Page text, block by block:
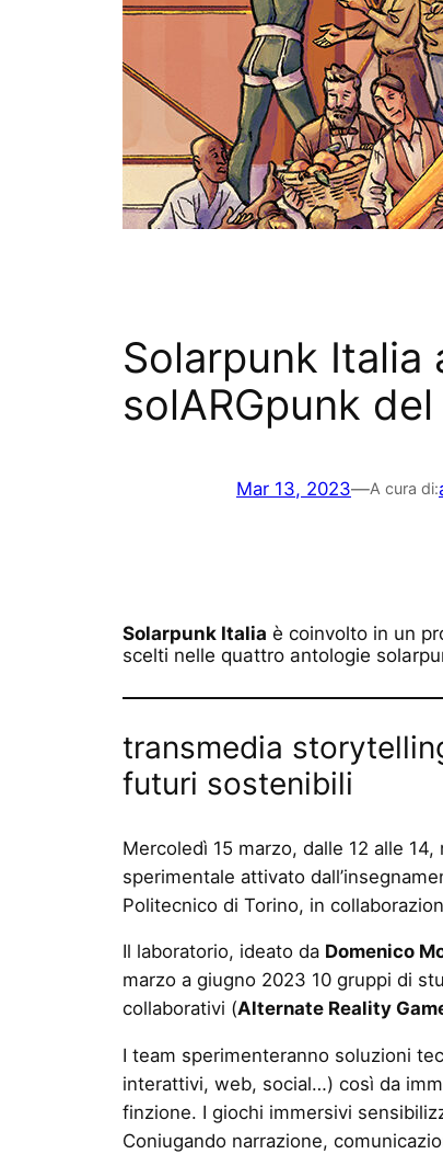
Solarpunk
solARGpunk
Mar 13, 2023—A cura di:
Solarpunk Italia è coinvolto in un
scelti nelle quattro antologie
transmedia
futuri sostenibili
Mercoledì 15 marzo, dalle 12 alle
sperimentale attivato
Politecnico di Torino, in
Il laboratorio, ideato da Domenico
marzo a giugno 2023 10 gruppi di
collaborativi (Alternate Reality
I team sperimenteranno soluzioni
interattivi, web, social…) così da
finzione. I giochi immersivi
Coniugando narrazione,